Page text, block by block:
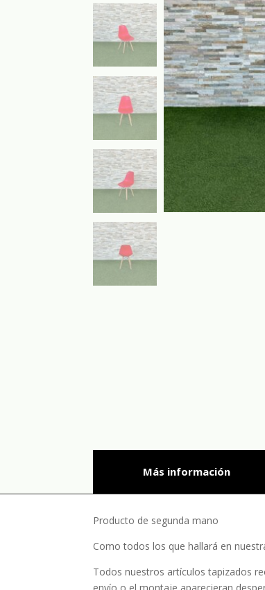
Más información
Producto de segunda mano
Como todos los que hallará en
Todos nuestros artículos tapizados